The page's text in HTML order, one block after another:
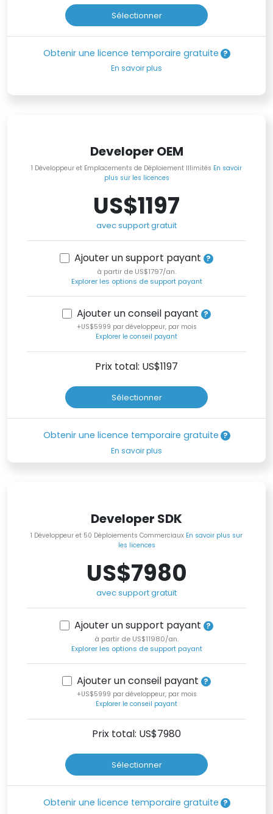
Sélectionner
Obtenir une licence temporaire gratuite
En savoir plus
Developer OEM
1 Développeur et Emplacements de Déploiement Illimités En savoir
plus sur les licences
US$1197
avec support gratuit
Ajouter un support payant
à partir de US$1797/an.
Explorer les options de support payant
Ajouter un conseil payant
+US$5999 par développeur, par mois
Explorer le conseil payant
Prix total: US$1197
Sélectionner
Obtenir une licence temporaire gratuite
En savoir plus
Developer SDK
1 Développeur et 50 Déploiements Commerciaux En savoir plus sur
les licences
US$7980
avec support gratuit
Ajouter un support payant
à partir de US$11980/an.
Explorer les options de support payant
Ajouter un conseil payant
+US$5999 par développeur, par mois
Explorer le conseil payant
Prix total: US$7980
Sélectionner
Obtenir une licence temporaire gratuite